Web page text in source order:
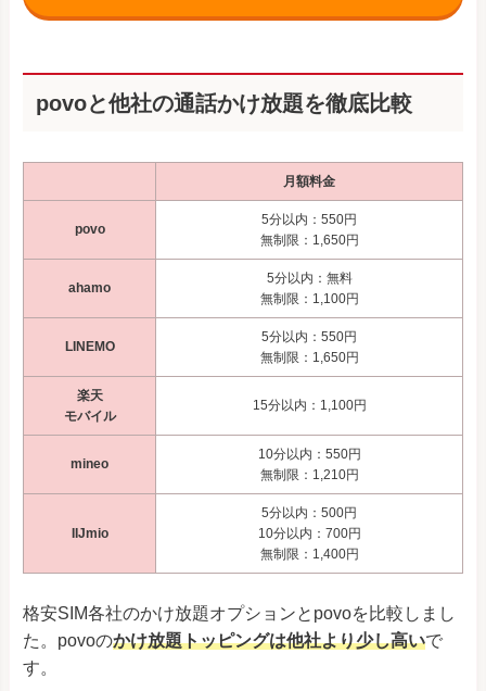
povoと他社の通話かけ放題を徹底比較
月額料金
povo
5分以内：550円
無制限：1,650円
ahamo
5分以内：無料
無制限：1,100円
LINEMO
5分以内：550円
無制限：1,650円
楽天
モバイル
15分以内：1,100円
mineo
10分以内：550円
無制限：1,210円
IIJmio
5分以内：500円
10分以内：700円
無制限：1,400円
格安SIM各社のかけ放題オプションとpovoを比較しまし
た。povoのかけ放題トッピングは他社より少し高いで
す。